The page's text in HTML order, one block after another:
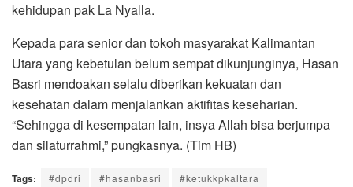
kehidupan pak La Nyalla.
Kepada para senior dan tokoh masyarakat Kalimantan
Utara yang kebetulan belum sempat dikunjunginya, Hasan
Basri mendoakan selalu diberikan kekuatan dan
kesehatan dalam menjalankan aktifitas keseharian.
“Sehingga di kesempatan lain, insya Allah bisa berjumpa
dan silaturrahmi,” pungkasnya. (Tim HB)
Tags: #dpdri #hasanbasri
#ketukkpkaltara